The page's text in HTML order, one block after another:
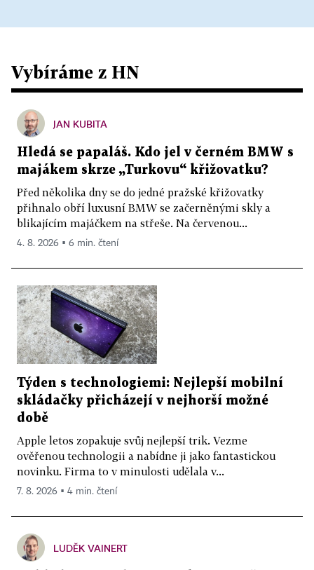
Vybíráme z HN
JAN KUBITA
Hledá se papaláš. Kdo jel v černém BMW s
majákem skrze „Turkovu“ křižovatku?
Před několika dny se do jedné pražské křižovatky
přihnalo obří luxusní BMW se začerněnými skly a
blikajícím majáčkem na střeše. Na červenou...
4. 8. 2026 ▪ 6 min. čtení
Týden s technologiemi: Nejlepší mobilní
skládačky přicházejí v nejhorší možné
době
Apple letos zopakuje svůj nejlepší trik. Vezme
ověřenou technologii a nabídne ji jako fantastickou
novinku. Firma to v minulosti udělala v...
7. 8. 2026 ▪ 4 min. čtení
LUDĚK VAINERT